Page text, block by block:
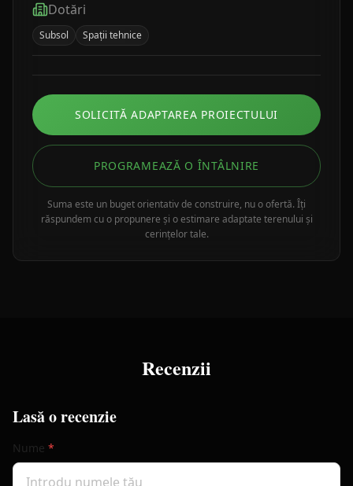
Dotări
Subsol Spații tehnice
SOLICITĂ ADAPTAREA PROIECTULUI
PROGRAMEAZĂ O ÎNTÂLNIRE
Suma este un buget orientativ de construire, nu o ofertă. Îți
răspundem cu o propunere și o estimare adaptate terenului și
cerințelor tale.
Recenzii
Lasă o recenzie
Nume *